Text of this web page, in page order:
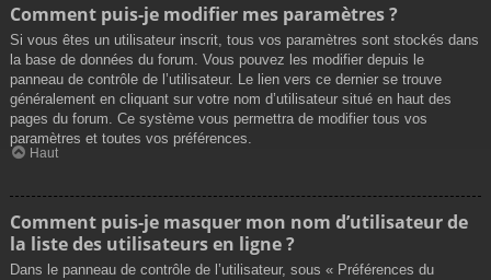
Comment puis-je modifier mes paramètres ?
Si vous êtes un utilisateur inscrit, tous vos paramètres sont stockés dans
la base de données du forum. Vous pouvez les modifier depuis le
panneau de contrôle de l’utilisateur. Le lien vers ce dernier se trouve
généralement en cliquant sur votre nom d’utilisateur situé en haut des
pages du forum. Ce système vous permettra de modifier tous vos
paramètres et toutes vos préférences.
Haut
Comment puis-je masquer mon nom d’utilisateur de
la liste des utilisateurs en ligne ?
Dans le panneau de contrôle de l’utilisateur, sous « Préférences du